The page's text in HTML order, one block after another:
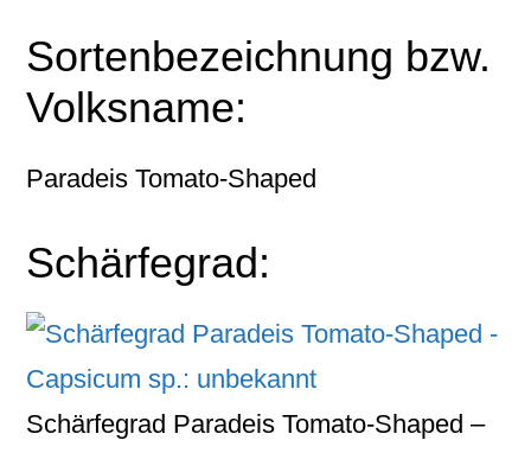
Sortenbezeichnung bzw.
Volksname:
Paradeis Tomato-Shaped
Schärfegrad:
Schärfegrad Paradeis Tomato-Shaped –